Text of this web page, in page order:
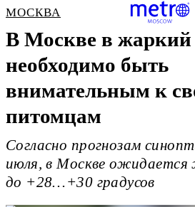
МОСКВА
В Москве в жаркий
необходимо быть
внимательным к
питомцам
Согласно прогнозам
июля, в Москве ожидается
до +28…+30 градусов